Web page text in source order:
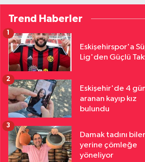
Trend Haberler
Eskişehirspor'a
Lig'den Güçlü
1
Eskişehir'de 4
aranan kayıp kız
bulundu
2
Damak tadını
yerine çömleğe
yöneliyor
3